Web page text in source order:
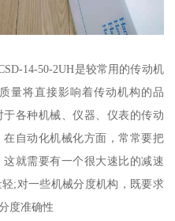
14-50-2UH是较常用的传动机
量将直接影响着传动机构的品
各种机械、仪器、仪表的传动
自动化机械化方面，常常要把
就需要有一个很大速比的减速
;对一些机械分度机构，既要求
度准确性